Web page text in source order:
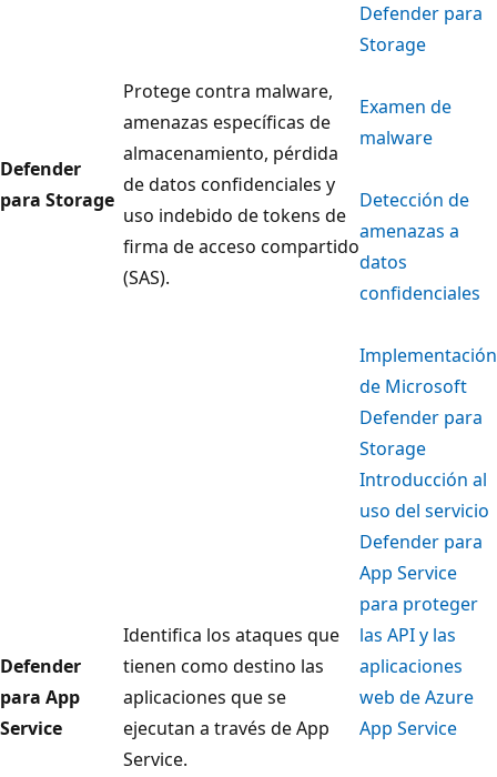
Defender
para Storage
Protege contra malware,
amenazas específicas de
almacenamiento, pérdida
de datos confidenciales y
uso indebido de tokens de
firma de acceso compartido
(SAS).
Defender para
Storage
Examen de
malware
Detección de
amenazas a
datos
confidenciales
Implementación
de Microsoft
Defender para
Storage
Defender
para App
Service
Identifica los ataques que
tienen como destino las
aplicaciones que se
ejecutan a través de App
Service.
Introducción al
uso del servicio
Defender para
App Service
para proteger
las API y las
aplicaciones
web de Azure
App Service